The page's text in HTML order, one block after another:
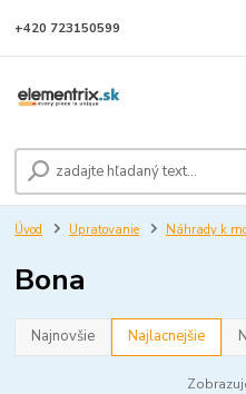
+420 723150599
Úvod Upratovanie Náhrady k
Bona
Najnovšie Najlacnejšie